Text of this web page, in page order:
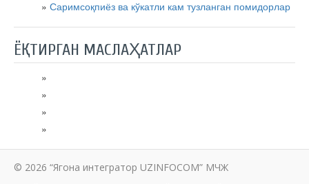
Саримсоқпиёз ва кўкатли кам тузланган помидорлар
ЁҚТИРГАН МАСЛАҲАТЛАР
© 2026 “Ягона интегратор UZINFOCOM” МЧЖ